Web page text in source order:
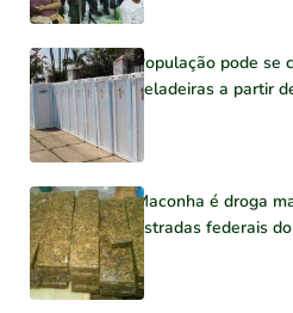
População pode se
geladeiras a partir
Maconha é droga
estradas federais